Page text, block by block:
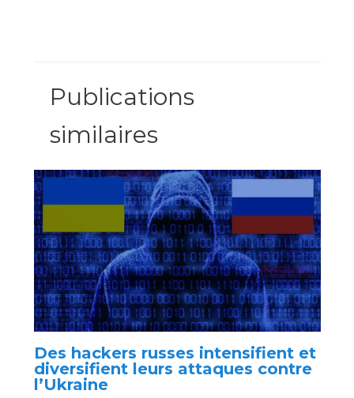
Publications
similaires
Des hackers russes intensifient et
diversifient leurs attaques contre
l’Ukraine